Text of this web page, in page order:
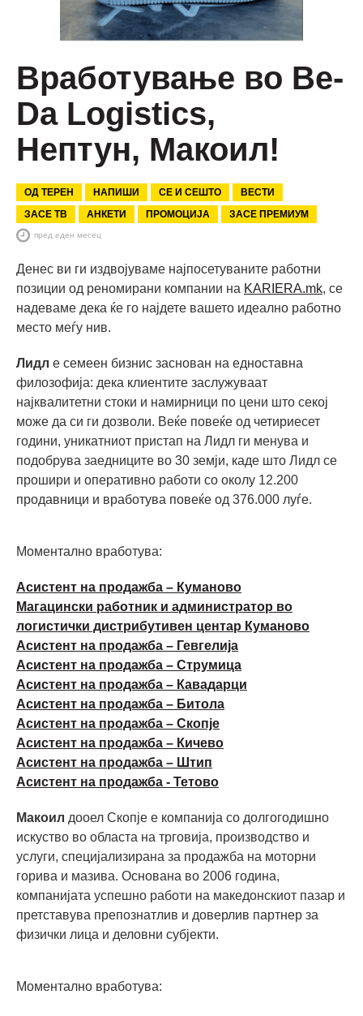
Вработување во Be-
Da Logistics,
Нептун, Макоил!
ОД ТЕРЕН НАПИШИ СЕ И СЕШТО
ВЕСТИ
ЗАСЕ ТВ
АНКЕТИ ПРОМОЦИЈА ЗАСЕ ПРЕМИУМ
пред еден месец
Денес ви ги издвојуваме најпосетуваните работни
позиции од реномирани компании на KARIERA.mk, се
надеваме дека ќе го најдете вашето идеално работно
место меѓу нив.
Лидл е семеен бизнис заснован на едноставна
филозофија: дека клиентите заслужуваат
најквалитетни стоки и намирници по цени што секој
може да си ги дозволи. Веќе повеќе од четириесет
години, уникатниот пристап на Лидл ги менувa и
подобрувa заедниците во 30 земји, каде што Лидл се
прошири и оперативно работи со околу 12.200
продавници и вработува повеќе од 376.000 луѓе.
Моментално вработува:
Асистент на продажба – Куманово
Магацински работник и администратор во
логистички дистрибутивен центар Куманово
Асистент на продажба – Гевгелија
Асистент на продажба – Струмица
Асистент на продажба – Кавадарци
Асистент на продажба – Битола
Асистент на продажба – Скопје
Асистент на продажба – Кичево
Асистент на продажба – Штип
Асистент на продажба - Тетово
Макоил дооел Скопје е компанија со долгогодишно
искуство во областа на трговија, производство и
услуги, специјализирана за продажба на моторни
горива и мазива. Основана во 2006 година,
компанијата успешно работи на македонскиот пазар и
претставува препознатлив и доверлив партнер за
физички лица и деловни субјекти.
Моментално вработува: